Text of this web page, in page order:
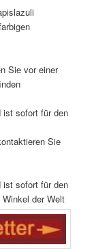
Sie vor einer
ist sofort für den
Sie
ist sofort für den
der Welt